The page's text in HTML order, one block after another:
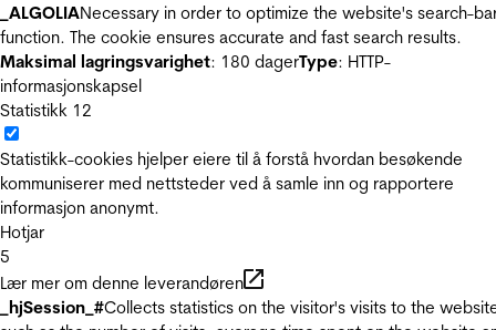
_ALGOLIANecessary in order to optimize the website's search-
function. The cookie ensures accurate and fast search results.
Maksimal lagringsvarighet: 180 dagerType: HTTP-
informasjonskapsel
Statistikk 12
Statistikk-cookies hjelper eiere til å forstå hvordan besøkende
kommuniserer med nettsteder ved å samle inn og rapportere
informasjon anonymt.
Hotjar
5
Lær mer om denne leverandøren
_hjSession_#Collects statistics on the visitor's visits to the